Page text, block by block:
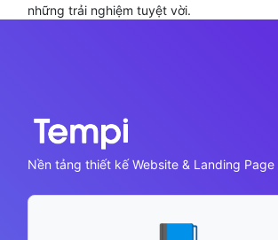
những trải nghiệm tuyệt vời.
Nền tảng thiết kế Website & Landing